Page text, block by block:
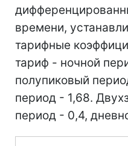
времени,
тарифные
тариф - ночной
полупиковый
период - 1,68.
период - 0,4,